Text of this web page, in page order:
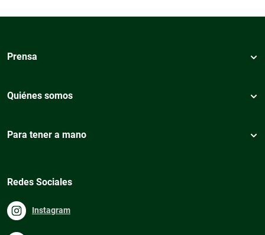
Prensa
Quiénes somos
Para tener a mano
Redes Sociales
Instagram